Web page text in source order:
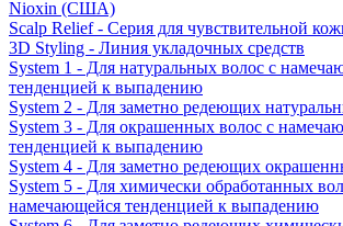
Nioxin (США)
Scalp Relief - Серия для чувствительной
3D Styling - Линия укладочных средств
System 1 - Для натуральных волос с
тенденцией к выпадению
System 2 - Для заметно редеющих
System 3 - Для окрашенных волос с
тенденцией к выпадению
System 4 - Для заметно редеющих
System 5 - Для химически обработанных
намечающейся тенденцией к выпадению